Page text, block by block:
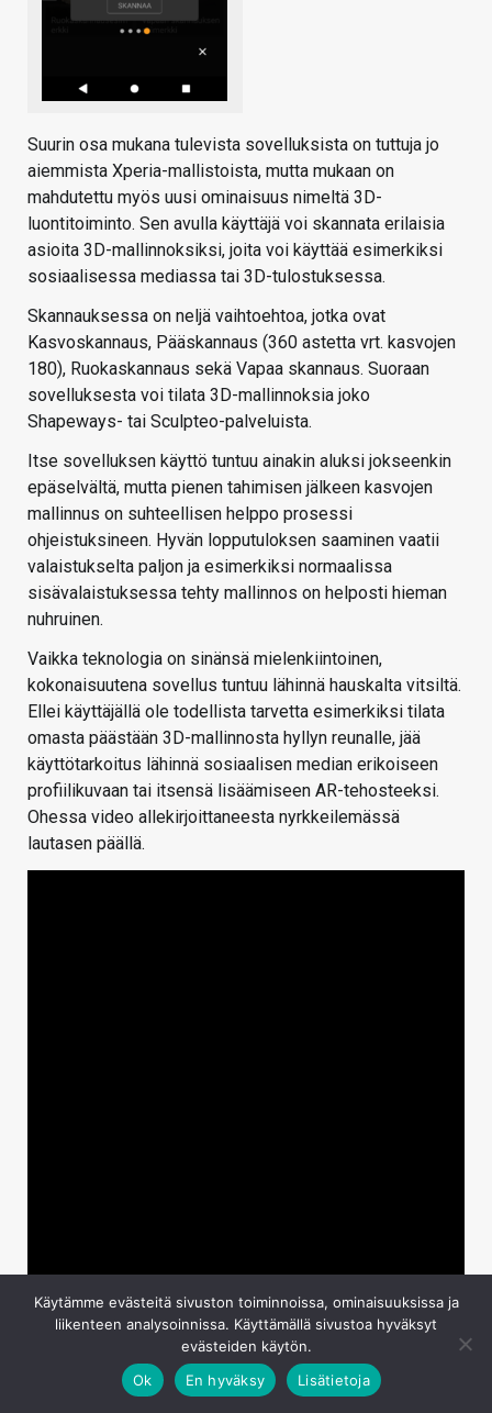
Suurin osa mukana tulevista sovelluksista on tuttuja jo
aiemmista Xperia-mallistoista, mutta mukaan on
mahdutettu myös uusi ominaisuus nimeltä 3D-
luontitoiminto. Sen avulla käyttäjä voi skannata erilaisia
asioita 3D-mallinnoksiksi, joita voi käyttää esimerkiksi
sosiaalisessa mediassa tai 3D-tulostuksessa.
Skannauksessa on neljä vaihtoehtoa, jotka ovat
Kasvoskannaus, Pääskannaus (360 astetta vrt. kasvojen
180), Ruokaskannaus sekä Vapaa skannaus. Suoraan
sovelluksesta voi tilata 3D-mallinnoksia joko
Shapeways- tai Sculpteo-palveluista.
Itse sovelluksen käyttö tuntuu ainakin aluksi jokseenkin
epäselvältä, mutta pienen tahimisen jälkeen kasvojen
mallinnus on suhteellisen helppo prosessi
ohjeistuksineen. Hyvän lopputuloksen saaminen vaatii
valaistukselta paljon ja esimerkiksi normaalissa
sisävalaistuksessa tehty mallinnos on helposti hieman
nuhruinen.
Vaikka teknologia on sinänsä mielenkiintoinen,
kokonaisuutena sovellus tuntuu lähinnä hauskalta vitsiltä.
Ellei käyttäjällä ole todellista tarvetta esimerkiksi tilata
omasta päästään 3D-mallinnosta hyllyn reunalle, jää
käyttötarkoitus lähinnä sosiaalisen median erikoiseen
profiilikuvaan tai itsensä lisäämiseen AR-tehosteeksi.
Ohessa video allekirjoittaneesta nyrkkeilemässä
lautasen päällä.
Käytämme evästeitä sivuston toiminnoissa, ominaisuuksissa ja
liikenteen analysoinnissa. Käyttämällä sivustoa hyväksyt
evästeiden käytön.
Ok
En hyväksy Lisätietoja